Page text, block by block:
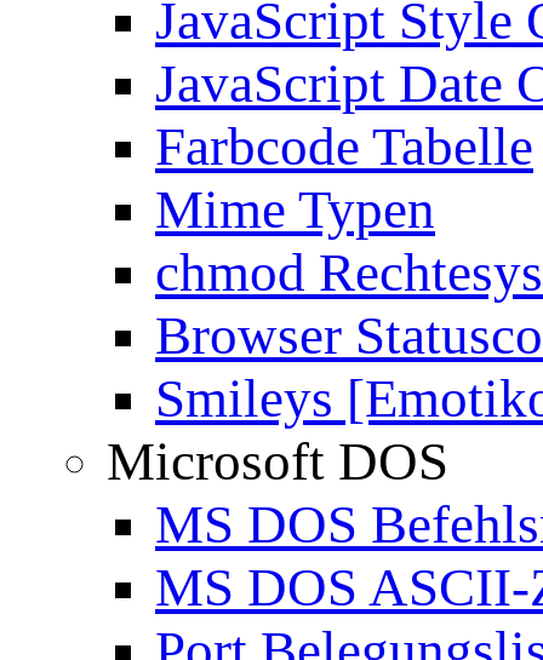
JavaScript Style
JavaScript Date
Farbcode Tabelle
Mime Typen
chmod
Browser
Smileys
Microsoft DOS
MS DOS
MS DOS ASCII-